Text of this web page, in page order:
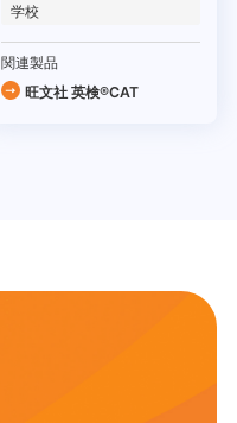
学校
関連製品
旺文社 英検®CAT